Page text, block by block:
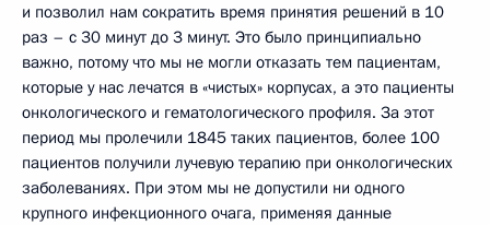
и позволил нам сократить время принятия решений в 10
раз – с 30 минут до 3 минут. Это было принципиально
важно, потому что мы не могли отказать тем пациентам,
которые у нас лечатся в «чистых» корпусах, а это пациенты
онкологического и гематологического профиля. За этот
период мы пролечили 1845 таких пациентов, более 100
пациентов получили лучевую терапию при онкологических
заболеваниях. При этом мы не допустили ни одного
крупного инфекционного очага, применяя данные